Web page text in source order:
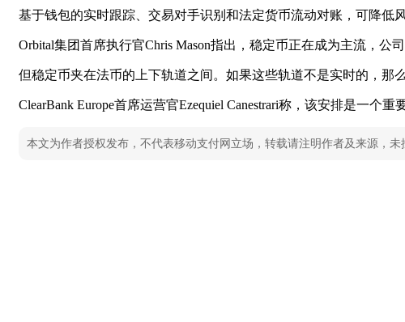
基于钱包的实时跟踪、交易对手识别和法定货币流动对账，可降
Orbital集团首席执行官Chris Mason指出，稳定币正在成为主流，公
但稳定币夹在法币的上下轨道之间。如果这些轨道不是实时的，那
ClearBank Europe首席运营官Ezequiel Canestrari称，该安排是一个
本文为作者授权发布，不代表移动支付网立场，转载请注明作者及来源，